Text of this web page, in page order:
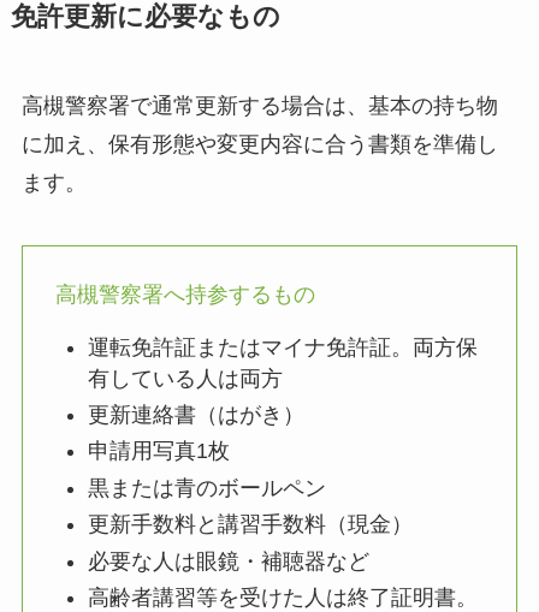
免許更新に必要なもの
高槻警察署で通常更新する場合は、基本の持ち物
に加え、保有形態や変更内容に合う書類を準備し
ます。
高槻警察署へ持参するもの
運転免許証またはマイナ免許証。両方保
有している人は両方
更新連絡書（はがき）
申請用写真1枚
黒または青のボールペン
更新手数料と講習手数料（現金）
必要な人は眼鏡・補聴器など
高齢者講習等を受けた人は終了証明書。